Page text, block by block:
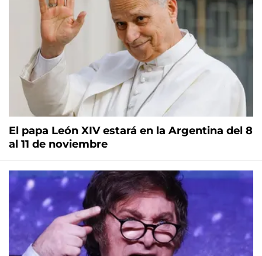
El papa León XIV estará en la Argentina del 8
al 11 de noviembre